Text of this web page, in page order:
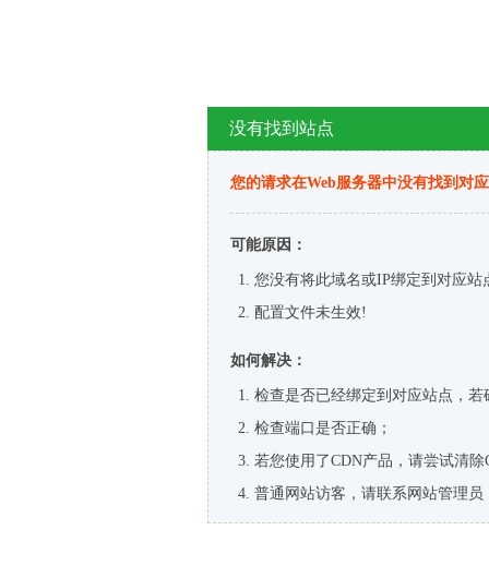
没有找到站点
您的请求在Web服务器中没有找到对
可能原因：
您没有将此域名或IP绑定到对应站
配置文件未生效!
如何解决：
检查是否已经绑定到对应站点，
检查端口是否正确；
若您使用了CDN产品，请尝试清除
普通网站访客，请联系网站管理员